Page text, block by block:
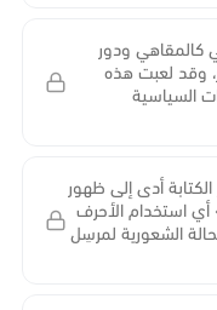
كالمقاهي ودور
وقد لعبت هذه
السياسية
أدى إلى ظهور
أي استخدام الأحرف
الشعورية لمرسِل